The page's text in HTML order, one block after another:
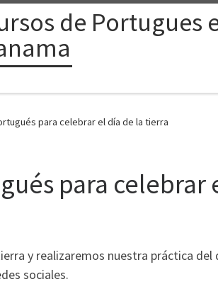
de Portugues
para celebrar el día de la tierra
para
y realizaremos nuestra práctica
sociales.